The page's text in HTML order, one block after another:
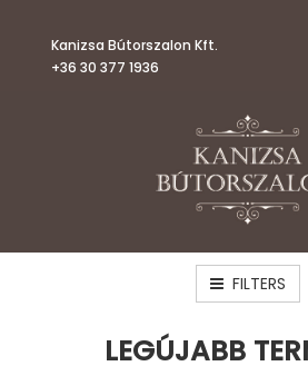
Kanizsa Bútorszalon Kft.
+36 30 377 1936
FILTERS
LEGÚJABB